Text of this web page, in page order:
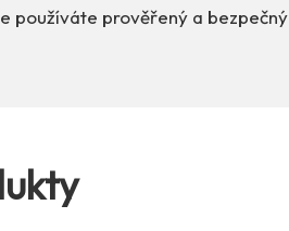
používáte prověřený a bezpečný